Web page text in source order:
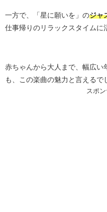
一方で、「星に願いを」のジャ
仕事帰りのリラックスタイムに
赤ちゃんから大人まで、幅広
も、この楽曲の魅力と言えるで
スポ